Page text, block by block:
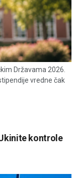
Državama 2026.
vredne čak
kontrole